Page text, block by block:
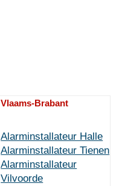
Vlaams-Brabant
Alarminstallateur Halle
Alarminstallateur Tienen
Alarminstallateur
Vilvoorde